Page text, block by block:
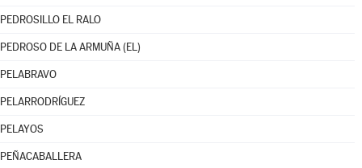
PEDROSILLO EL RALO
PEDROSO DE LA ARMUÑA (EL)
PELABRAVO
PELARRODRÍGUEZ
PELAYOS
PEÑACABALLERA